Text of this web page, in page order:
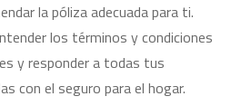
la póliza adecuada para ti.
los términos y condiciones
y responder a todas tus
con el seguro para el hogar.